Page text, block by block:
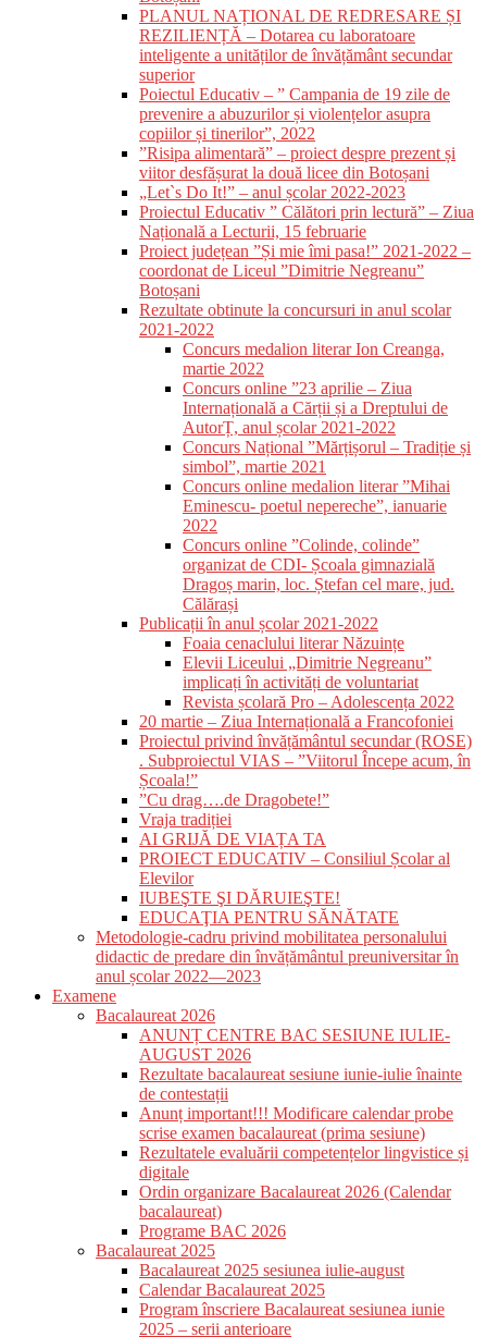
PLANUL NAȚIONAL DE REDRESARE ȘI
REZILIENȚĂ – Dotarea cu laboratoare
inteligente a unităților de învățământ secundar
superior
Poiectul Educativ – ” Campania de 19 zile de
prevenire a abuzurilor și violențelor asupra
copiilor și tinerilor”, 2022
”Risipa alimentară” – proiect despre prezent și
viitor desfășurat la două licee din Botoșani
„Let`s Do It!” – anul școlar 2022-2023
Proiectul Educativ ” Călători prin lectură” – Ziua
Națională a Lecturii, 15 februarie
Proiect județean ”Și mie îmi pasa!” 2021-2022 –
coordonat de Liceul ”Dimitrie Negreanu”
Botoșani
Rezultate obtinute la concursuri in anul scolar
2021-2022
Concurs medalion literar Ion Creanga,
martie 2022
Concurs online ”23 aprilie – Ziua
Internațională a Cărții și a Dreptului de
AutorȚ, anul școlar 2021-2022
Concurs Național ”Mărțișorul – Tradiție și
simbol”, martie 2021
Concurs online medalion literar ”Mihai
Eminescu- poetul nepereche”, ianuarie
2022
Concurs online ”Colinde, colinde”
organizat de CDI- Școala gimnazială
Dragoș marin, loc. Ștefan cel mare, jud.
Călărași
Publicații în anul școlar 2021-2022
Foaia cenaclului literar Năzuințe
Elevii Liceului „Dimitrie Negreanu”
implicați în activități de voluntariat
Revista școlară Pro – Adolescența 2022
20 martie – Ziua Internațională a Francofoniei
Proiectul privind învățământul secundar (ROSE)
. Subproiectul VIAS – ”Viitorul Începe acum, în
Școala!”
”Cu drag….de Dragobete!”
Vraja tradiției
AI GRIJĂ DE VIAȚA TA
PROIECT EDUCATIV – Consiliul Școlar al
Elevilor
IUBEŞTE ŞI DĂRUIEŞTE!
EDUCAŢIA PENTRU SĂNĂTATE
Metodologie-cadru privind mobilitatea personalului
didactic de predare din învățământul preuniversitar în
anul școlar 2022—2023
Examene
Bacalaureat 2026
ANUNȚ CENTRE BAC SESIUNE IULIE-
AUGUST 2026
Rezultate bacalaureat sesiune iunie-iulie înainte
de contestații
Anunț important!!! Modificare calendar probe
scrise examen bacalaureat (prima sesiune)
Rezultatele evaluării competențelor lingvistice și
digitale
Ordin organizare Bacalaureat 2026 (Calendar
bacalaureat)
Programe BAC 2026
Bacalaureat 2025
Bacalaureat 2025 sesiunea iulie-august
Calendar Bacalaureat 2025
Program înscriere Bacalaureat sesiunea iunie
2025 – serii anterioare